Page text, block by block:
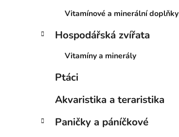
e
Vitamínové a minerální doplňky
Hospodářská zvířata
Vitamíny a minerály
Ptáci
Akvaristika a teraristika
Paničky a páníčkové